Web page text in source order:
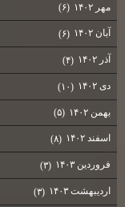
مهر ۱۴۰۲ (۶)
آبان ۱۴۰۲ (۶)
آذر ۱۴۰۲ (۴)
دی ۱۴۰۲ (۱۰)
بهمن ۱۴۰۲ (۵)
اسفند ۱۴۰۲ (۸)
فروردین ۱۴۰۳ (۳)
اردیبهشت ۱۴۰۳ (۳)